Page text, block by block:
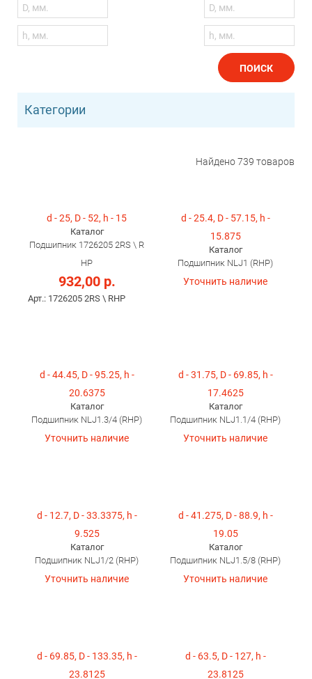
ПОИСК
Категории
Найдено739 товаров
d - 25, D - 52, h - 15
Каталог
Подшипник 1726205 2RS \ R
HP
932,00 р.
Арт.: 1726205 2RS \ RHP
d - 25.4, D - 57.15, h -
15.875
Каталог
Подшипник NLJ1 (RHP)
Уточнить наличие
d - 44.45, D - 95.25, h -
20.6375
Каталог
Подшипник NLJ1.3/4 (RHP)
Уточнить наличие
d - 31.75, D - 69.85, h -
17.4625
Каталог
Подшипник NLJ1.1/4 (RHP)
Уточнить наличие
d - 12.7, D - 33.3375, h -
9.525
Каталог
Подшипник NLJ1/2 (RHP)
Уточнить наличие
d - 41.275, D - 88.9, h -
19.05
Каталог
Подшипник NLJ1.5/8 (RHP)
Уточнить наличие
d - 69.85, D - 133.35, h -
23.8125
d - 63.5, D - 127, h -
23.8125